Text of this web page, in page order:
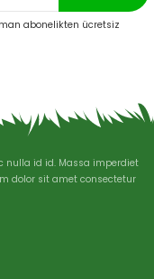
abonelikten ücretsiz
nulla id id. Massa imperdiet
dolor sit amet consectetur